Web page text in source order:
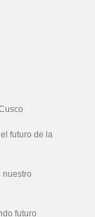
futuro de la
nuestro
futuro